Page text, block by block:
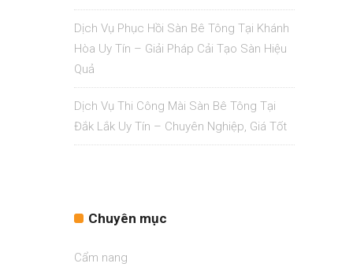
Dịch Vụ Phục Hồi Sàn Bê Tông Tại Khánh
Hòa Uy Tín – Giải Pháp Cải Tạo Sàn Hiệu
Quả
Dịch Vụ Thi Công Mài Sàn Bê Tông Tại
Đắk Lắk Uy Tín – Chuyên Nghiệp, Giá Tốt
Chuyên mục
Cẩm nang